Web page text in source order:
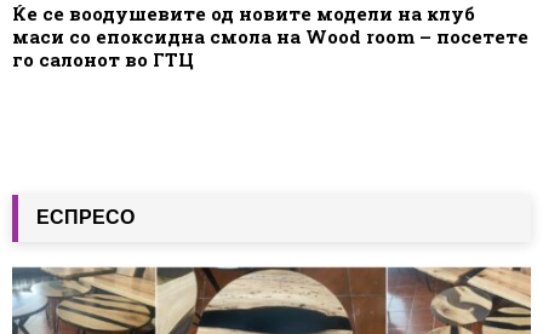
Ќе се воодушевите од новите модели на клуб
маси со епоксидна смола на Wood room – посетете
го салонот во ГТЦ
ЕСПРЕСО